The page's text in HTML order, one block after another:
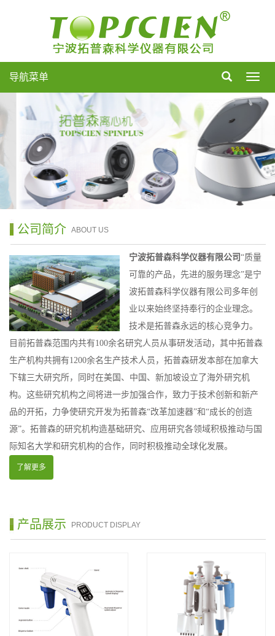
导
菜
导航菜单
公司简介 ABOUT US
宁波拓普森科学仪器有限公司 “质量
可靠的产品，先进的服务理念”是宁
波拓普森科学仪器有限公司多年创
业以来始终坚持奉行的企业理念。
技术是拓普森永远的核心竞争力。
目前拓普森范围内共有100余名研究人员从事研发活动，其中拓普森
生产机构共拥有1200余名生产技术人员，拓普森研发本部在加拿大
下辖三大研究所，同时在美国、中国、新加坡设立了海外研究机
构。这些研究机构之间将进一步加强合作，致力于技术创新和新产
品的开拓，力争使研究开发为拓普森“改革加速器”和“成长的创造
源”。拓普森的研究机构造基础研究、应用研究各领域积极推动与国
际知名大学和研究机构的合作，同时积极推动全球化发展。
了解更多
产品展示 PRODUCT DISPLAY